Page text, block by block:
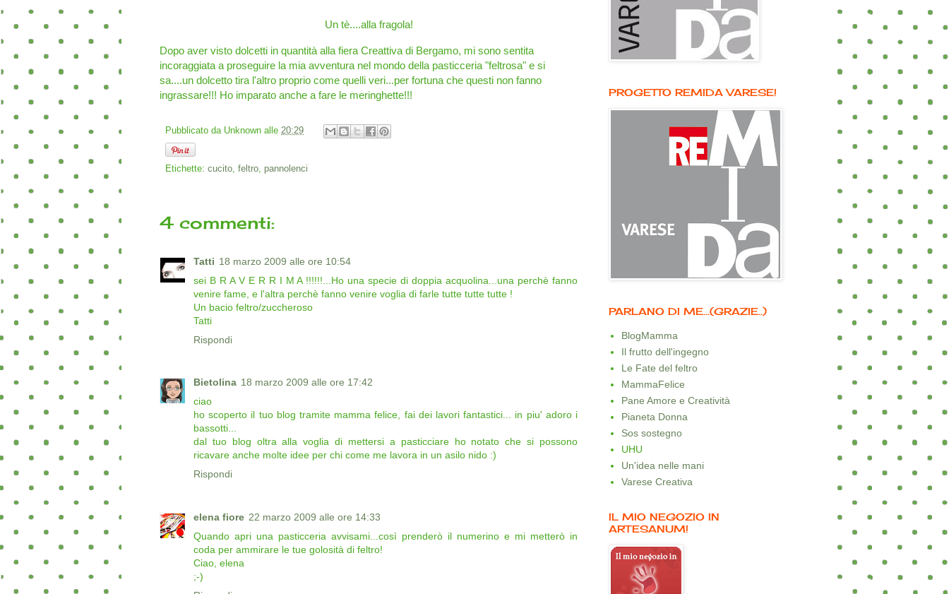
Un tè....alla fragola!
Dopo aver visto dolcetti in quantità alla fiera Creattiva di Bergamo, mi sono sentita
incoraggiata a proseguire la mia avventura nel mondo della pasticceria "feltrosa" e si
sa....un dolcetto tira l'altro proprio come quelli veri...per fortuna che questi non fanno
ingrassare!!! Ho imparato anche a fare le meringhette!!!
Pubblicato da Unknown alle 20:29
Etichette: cucito, feltro, pannolenci
4 commenti:
Tatti 18 marzo 2009 alle ore 10:54
sei B R A V E R R I M A !!!!!!...Ho una specie di doppia acquolina...una perchè fanno
venire fame, e l'altra perchè fanno venire voglia di farle tutte tutte tutte !
Un bacio feltro/zuccheroso
Tatti
Rispondi
Bietolina 18 marzo 2009 alle ore 17:42
ciao
ho scoperto il tuo blog tramite mamma felice, fai dei lavori fantastici... in piu' adoro i
bassotti...
dal tuo blog oltra alla voglia di mettersi a pasticciare ho notato che si possono
ricavare anche molte idee per chi come me lavora in un asilo nido :)
Rispondi
elena fiore 22 marzo 2009 alle ore 14:33
Quando apri una pasticceria avvisami...così prenderò il numerino e mi metterò in
coda per ammirare le tue golosità di feltro!
Ciao, elena
;-)
PROGETTO REMIDA VARESE!
PARLANO DI ME...(GRAZIE..)
BlogMamma
Il frutto dell'ingegno
Le Fate del feltro
MammaFelice
Pane Amore e Creatività
Pianeta Donna
Sos sostegno
UHU
Un'idea nelle mani
Varese Creativa
IL MIO NEGOZIO IN
ARTESANUM!